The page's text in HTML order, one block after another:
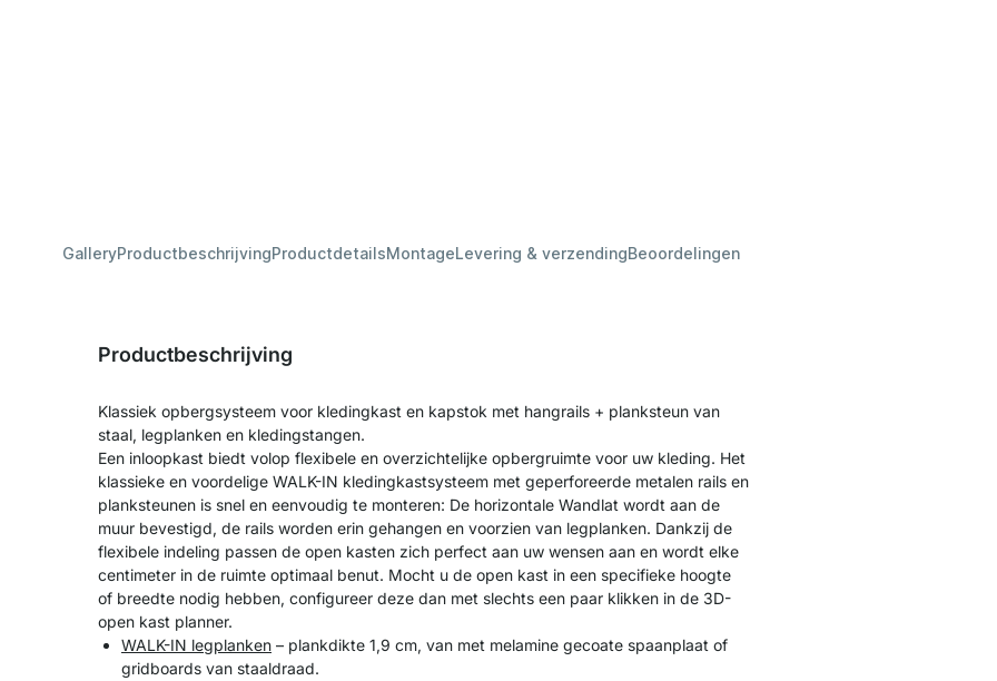
GalleryProductbeschrijvingProductdetailsMontageLevering & verzendingBeoordelingen
Productbeschrijving
Klassiek opbergsysteem voor kledingkast en kapstok met hangrails + planksteun van
staal, legplanken en kledingstangen.
Een inloopkast biedt volop flexibele en overzichtelijke opbergruimte voor uw kleding. Het
klassieke en voordelige WALK-IN kledingkastsysteem met geperforeerde metalen rails en
planksteunen is snel en eenvoudig te monteren: De horizontale Wandlat wordt aan de
muur bevestigd, de rails worden erin gehangen en voorzien van legplanken. Dankzij de
flexibele indeling passen de open kasten zich perfect aan uw wensen aan en wordt elke
centimeter in de ruimte optimaal benut. Mocht u de open kast in een specifieke hoogte
of breedte nodig hebben, configureer deze dan met slechts een paar klikken in de 3D-
open kast planner.
WALK-IN legplanken – plankdikte 1,9 cm, van met melamine gecoate spaanplaat of
gridboards van staaldraad.